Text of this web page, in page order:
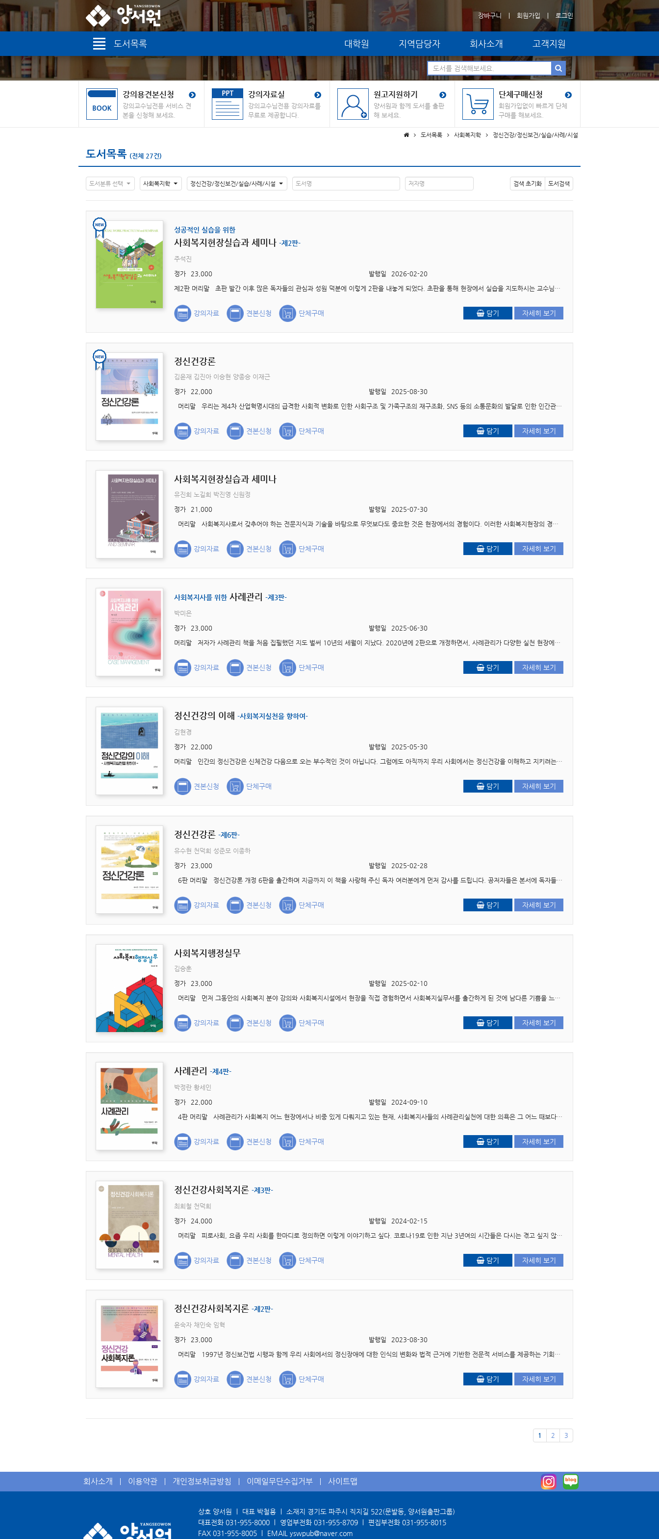
장바구니 회원가입 로그인
도서목록 대학원 지역담당자 회사소개 고객지원
강의용견본신청
강의교수님전용 서비스 견
본을 신청해 보세요.
강의자료실
강의교수님전용 강의자료를
무료로 제공합니다.
원고지원하기
양서원과 함께 도서를 출판
해 보세요.
단체구매신청
회원가입없이 빠르게 단체
구매를 해보세요.
도서목록 사회복지학 정신건강/정신보건/실습/사례/시설
도서목록 (전체 27건)
도서분류 선택 사회복지학 정신건강/정신보건/실습/사례/시설 검색 초기화 도서검색
성공적인 실습을 위한
사회복지현장실습과 세미나 -제2판-
주석진
정가
23,000 발행일
2026-02-20
제2판 머리말 초판 발간 이후 많은 독자들의 관심과 성원 덕분에 이렇게 2판을 내놓게 되었다. 초판을 통해 현장에서 실습을 지도하시는 교수님들과 실습지도자분들, 그리고 실습생들로부터 받은..
강의자료 견본신청 단체구매 담기 자세히 보기
정신건강론
김윤재 김진아 이승현 양종승 이재근
정가
22,000 발행일
2025-08-30
머리말 우리는 제4차 산업혁명시대의 급격한 사회적 변화로 인한 사회구조 및 가족구조의 재구조화, SNS 등의 소통문화의 발달로 인한 인간관계의 단절, 심한 스트레스, 자살의 급증, ..
강의자료 견본신청 단체구매 담기 자세히 보기
사회복지현장실습과 세미나
유진희 노길희 박진영 신원정
정가
21,000 발행일
2025-07-30
머리말 사회복지사로서 갖추어야 하는 전문지식과 기술을 바탕으로 무엇보다도 중요한 것은 현장에서의 경험이다. 이러한 사회복지현장의 경험을 위해 ‘사회복지현장실습’..
강의자료 견본신청 단체구매 담기 자세히 보기
사회복지사를 위한 사례관리 -제3판-
박미은
정가
23,000 발행일
2025-06-30
머리말 저자가 사례관리 책을 처음 집필했던 지도 벌써 10년의 세월이 지났다. 2020년에 2판으로 개정하면서, 사례관리가 다양한 실천 현장에서 크게 확산하고 있다는 점에 새삼 놀랐던 기억이 ..
강의자료 견본신청 단체구매 담기 자세히 보기
정신건강의 이해 -사회복지실천을 향하여-
김현경
정가
22,000 발행일
2025-05-30
머리말 인간의 정신건강은 신체건강 다음으로 오는 부수적인 것이 아닙니다. 그럼에도 아직까지 우리 사회에서는 정신건강을 이해하고 지키려는 노력과 치료 그리고 치유 과정을 사치스런 또는 ..
견본신청 단체구매 담기 자세히 보기
정신건강론 -제6판-
유수현 천덕희 성준모 이종하
정가
23,000 발행일
2025-02-28
6판 머리말 정신건강론 개정 6판을 출간하며 지금까지 이 책을 사랑해 주신 독자 여러분에게 먼저 감사를 드립니다. 공저자들은 본서에 독자들의 의견과 제안을 적극적으로 수용하..
강의자료 견본신청 단체구매 담기 자세히 보기
사회복지행정실무
김승훈
정가
23,000 발행일
2025-02-10
머리말 먼저 그동안의 사회복지 분야 강의와 사회복지시설에서 현장을 직접 경험하면서 사회복지실무서를 출간하게 된 것에 남다른 기쁨을 느끼게 된다. 흔히 이론과 현장은 다르다..
강의자료 견본신청 단체구매 담기 자세히 보기
사례관리 -제4판-
박정란 황세인
정가
22,000 발행일
2024-09-10
4판 머리말 사례관리가 사회복지 어느 현장에서나 비중 있게 다뤄지고 있는 현재, 사회복지사들의 사례관리실천에 대한 의욕은 그 어느 때보다 높지만 혼란과 주저, 그리고 무력감이 ..
강의자료 견본신청 단체구매 담기 자세히 보기
정신건강사회복지론 -제3판-
최희철 천덕희
정가
24,000 발행일
2024-02-15
머리말 피로사회, 요즘 우리 사회를 한마디로 정의하면 이렇게 이야기하고 싶다. 코로나19로 인한 지난 3년여의 시간들은 다시는 겪고 싶지 않은 경험의 연속이었다. 그런데 그 대가는..
강의자료 견본신청 단체구매 담기 자세히 보기
정신건강사회복지론 -제2판-
윤숙자 채인숙 임혁
정가
23,000 발행일
2023-08-30
머리말 1997년 정신보건법 시행과 함께 우리 사회에서의 정신장애에 대한 인식의 변화와 법적 근거에 기반한 전문적 서비스를 제공하는 기회가 마련되었습니다. 최근까지 정신보건법은..
강의자료 견본신청 단체구매 담기 자세히 보기
1 2 3
회사소개 이용약관 개인정보취급방침 이메일무단수집거부 사이트맵
상호 양서원 대표 박철용
소재지 경기도 파주시 직지길 522(문발동, 양서원출판그룹)
대표전화 031-955-8000 영업부전화 031-955-8709 편집부전화 031-955-8015
FAX 031-955-8005 EMAIL yswpub@naver.com